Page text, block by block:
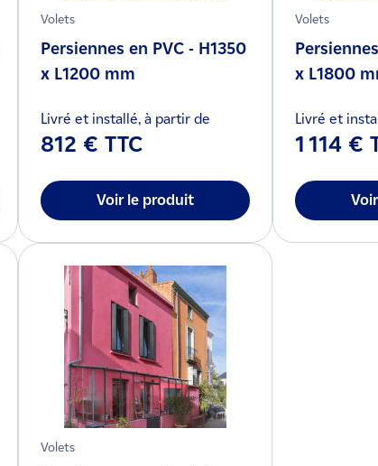
Volets
Persiennes en PVC - H1350
x L1200 mm
Livré et installé, à partir de
812 € TTC
Voir le produit
Volets
x L1800
Livré et
1 114 €
Volets